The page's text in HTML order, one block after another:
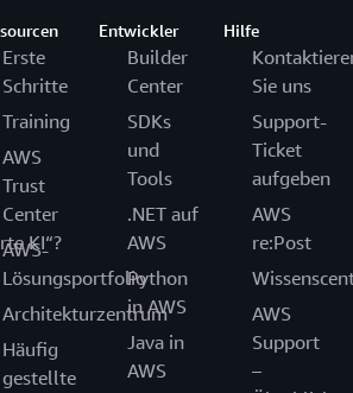
KI“?
Erste
Schritte
Training
AWS
Trust
Center
AWS-
Lösungsportfolio
Architekturzentrum
Häufig
gestellte
Entwickler
Builder
Center
SDKs
und
Tools
.NET auf
AWS
Python
in AWS
Java in
AWS
Hilfe
Sie uns
Support-
Ticket
aufgeben
AWS
re:Post
AWS
Support
–